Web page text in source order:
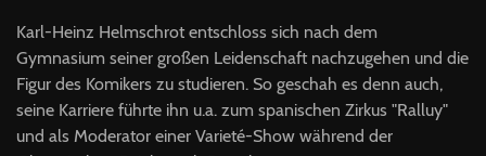
Karl-Heinz Helmschrot entschloss sich nach dem
Gymnasium seiner großen Leidenschaft nachzugehen und die
Figur des Komikers zu studieren. So geschah es denn auch,
seine Karriere führte ihn u.a. zum spanischen Zirkus "Ralluy"
und als Moderator einer Varieté-Show während der